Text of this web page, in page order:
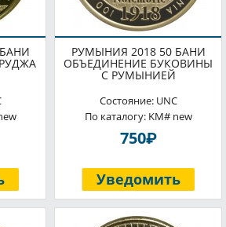
РУМЫНИЯ 2018 50 БАНИ
ОБЪЕДИНЕНИЕ БУКОВИНЫ
С РУМЫНИЕЙ
Состояние: UNC
По каталогу: KM# new
750P
Уведомить